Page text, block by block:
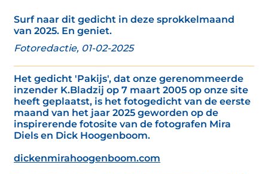
Surf naar dit gedicht in deze sprokkelmaand
van 2025. En geniet.
Fotoredactie, 01-02-2025
Het gedicht 'Pakijs', dat onze gerenommeerde
inzender K.Bladzij op 7 maart 2005 op onze site
heeft geplaatst, is het fotogedicht van de eerste
maand van het jaar 2025 geworden op de
inspirerende fotosite van de fotografen Mira
Diels en Dick Hoogenboom.
dickenmirahoogenboom.com